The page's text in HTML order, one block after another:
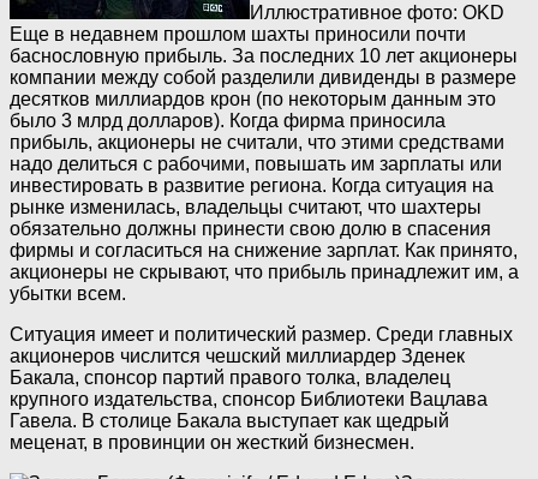
Иллюстративное фото: OKD
Еще в недавнем прошлом шахты приносили почти
баснословную прибыль. За последних 10 лет акционеры
компании между собой разделили дивиденды в размере
десятков миллиардов крон (по некоторым данным это
было 3 млрд долларов). Когда фирма приносила
прибыль, акционеры не считали, что этими средствами
надо делиться с рабочими, повышать им зарплаты или
инвестировать в развитие региона. Когда ситуация на
рынке изменилась, владельцы считают, что шахтеры
обязательно должны принести свою долю в спасения
фирмы и согласиться на снижение зарплат. Как принято,
акционеры не скрывают, что прибыль принадлежит им, а
убытки всем.
Ситуация имеет и политический размер. Среди главных
акционеров числится чешский миллиардер Зденек
Бакала, спонсор партий правого толка, владелец
крупного издательства, спонсор Библиотеки Вацлава
Гавела. В столице Бакала выступает как щедрый
меценат, в провинции он жесткий бизнесмен.